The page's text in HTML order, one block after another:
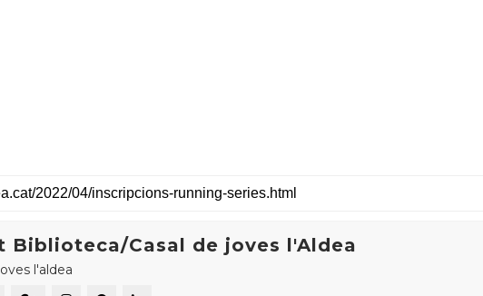
Biblioteca/Casal de joves l'Aldea
l'aldea